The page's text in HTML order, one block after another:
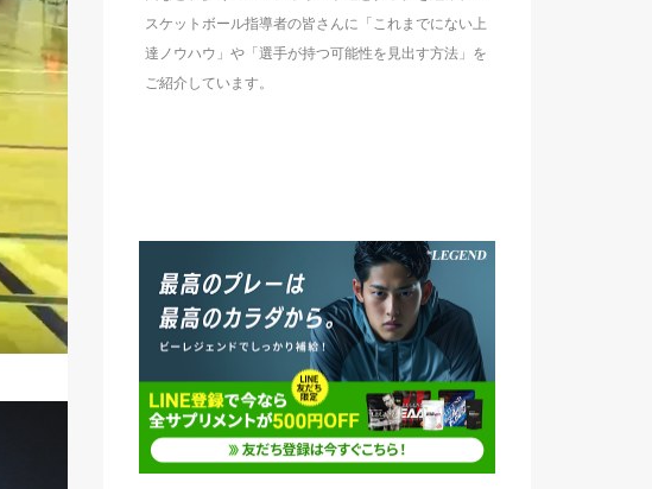
スケットボール指導者の皆さんに「これまでにない上
達ノウハウ」や「選手が持つ可能性を見出す方法」を
ご紹介しています。